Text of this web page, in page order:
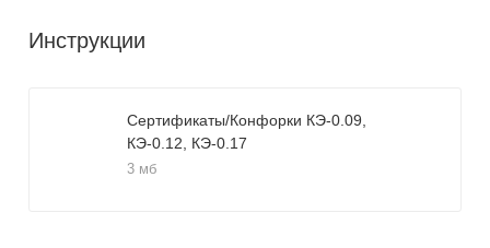
Инструкции
Сертификаты/Конфорки КЭ-0.09,
КЭ-0.12, КЭ-0.17
3 мб